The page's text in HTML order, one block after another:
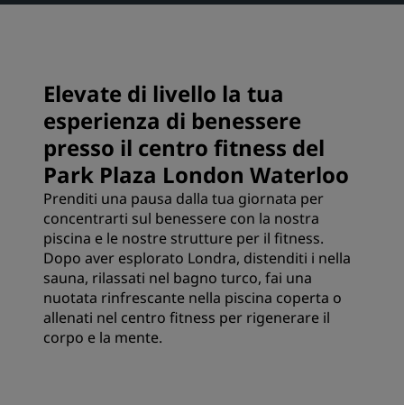
Elevate di livello la tua
esperienza di benessere
presso il centro fitness del
Park Plaza London Waterloo
Prenditi una pausa dalla tua giornata per
concentrarti sul benessere con la nostra
piscina e le nostre strutture per il fitness.
Dopo aver esplorato Londra, distenditi i nella
sauna, rilassati nel bagno turco, fai una
nuotata rinfrescante nella piscina coperta o
allenati nel centro fitness per rigenerare il
corpo e la mente.